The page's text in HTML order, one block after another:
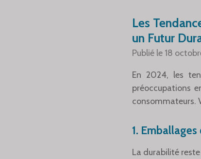
Les
un Futur
Publié le 18
En 2024, les
préoccupations
consommateurs.
1.
La durabilité